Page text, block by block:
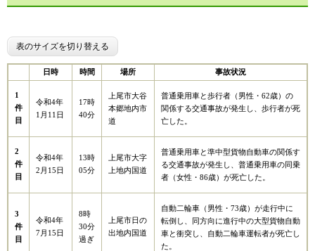
表のサイズを切り替える
日時 時間 場所 事故状況
1
件
目
令和4年
1月11日
17時
40分
上尾市大谷
本郷地内市
道
普通乗用車と歩行者（男性・62歳）の
関係する交通事故が発生し、歩行者が死
亡した。
2
件
目
令和4年
2月15日
13時
05分
上尾市大字
上地内国道
普通乗用車と準中型貨物自動車の関係す
る交通事故が発生し、普通乗用車の同乗
者（女性・86歳）が死亡した。
3
件
目
令和4年
7月15日
8時
30分
過ぎ
上尾市日の
出地内国道
自動二輪車（男性・73歳）が走行中に
転倒し、同方向に進行中の大型貨物自動
車と衝突し、自動二輪車運転者が死亡し
た。